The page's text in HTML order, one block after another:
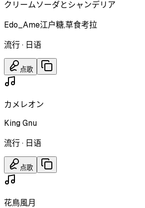
クリームソーダとシャンデリア
Edo_Ame江户糖,草食考拉
流行· 日语
点歌
カメレオン
King Gnu
流行· 日语
点歌
花鳥風月